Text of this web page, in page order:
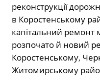
реконструкції
в Коростенському
капітальний ремонт
розпочато й новий
Коростенському,
Житомирському